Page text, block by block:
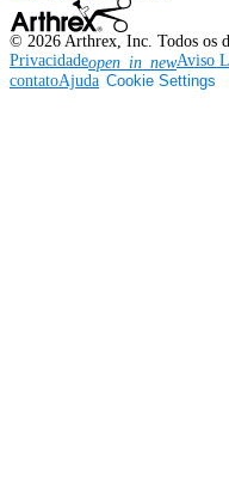
© 2026 Arthrex, Inc. Todos os
Privacidadeopen_in_newAviso
contatoAjuda Cookie Settings